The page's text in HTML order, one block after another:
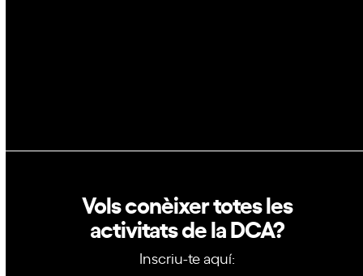
Vols conèixer totes les
activitats de la DCA?
Inscriu-te aquí: